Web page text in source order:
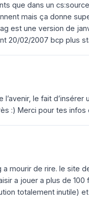
que dans un
mais ça donne
est une version de
20/02/2007 bcp plus
le fait
:) Merci pour tes infos
mourir de rire. le site
a jouer a plus de 100
totalement inutile)